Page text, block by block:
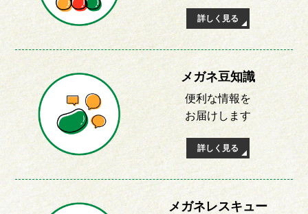
詳しく見る
メガネ豆知識
便利な情報を
お届けします
詳しく見る
メガネレスキュー